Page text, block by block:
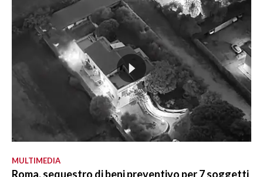
MULTIMEDIA
Roma, sequestro di beni preventivo per 7 soggetti